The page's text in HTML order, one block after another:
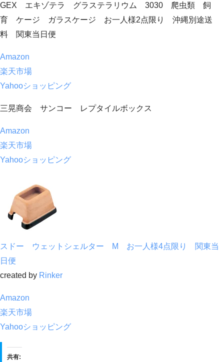
GEX エキゾテラ グラステラリウム 3030 爬虫類 飼
育 ケージ ガラスケージ お一人様2点限り 沖縄別途送
料 関東当日便
Amazon
楽天市場
Yahooショッピング
三晃商会 サンコー レプタイルボックス
Amazon
楽天市場
Yahooショッピング
スドー ウェットシェルター M お一人様4点限り 関東当
日便
created by Rinker
Amazon
楽天市場
Yahooショッピング
共有: